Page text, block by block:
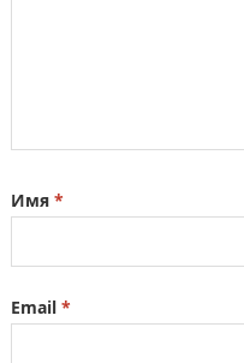
Имя *
Email *